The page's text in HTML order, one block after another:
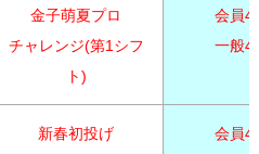
金子萌夏プロ
チャレンジ(第1シフ
ト)
会員
一般
新春初投げ
会員